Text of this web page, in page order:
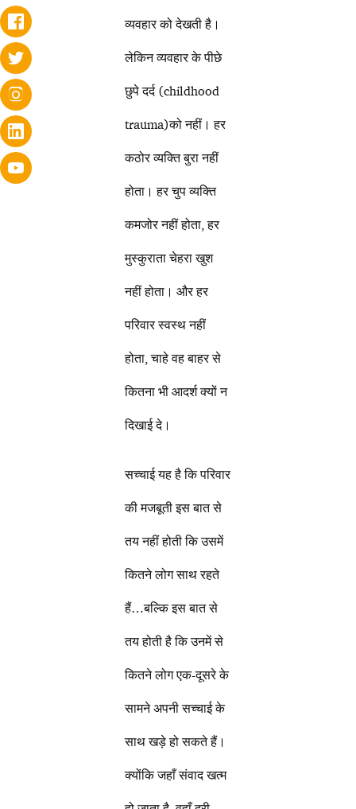
व्यवहार को देखती है।
लेकिन व्यवहार के पीछे
छुपे दर्द (childhood
trauma)को नहीं। हर
कठोर व्यक्ति बुरा नहीं
होता। हर चुप व्यक्ति
कमजोर नहीं होता, हर
मुस्कुराता चेहरा खुश
नहीं होता। और हर
परिवार स्वस्थ नहीं
होता, चाहे वह बाहर से
कितना भी आदर्श क्यों न
दिखाई दे।
सच्चाई यह है कि परिवार
की मजबूती इस बात से
तय नहीं होती कि उसमें
कितने लोग साथ रहते
हैं…बल्कि इस बात से
तय होती है कि उनमें से
कितने लोग एक-दूसरे के
सामने अपनी सच्चाई के
साथ खड़े हो सकते हैं।
क्योंकि जहाँ संवाद खत्म